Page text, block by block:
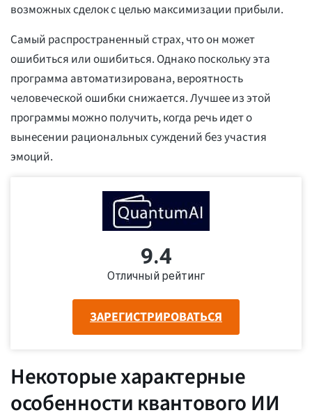
возможных сделок с целью максимизации прибыли.
Самый распространенный страх, что он может
ошибиться или ошибиться. Однако поскольку эта
программа автоматизирована, вероятность
человеческой ошибки снижается. Лучшее из этой
программы можно получить, когда речь идет о
вынесении рациональных суждений без участия
эмоций.
9.4
Отличный рейтинг
ЗАРЕГИСТРИРОВАТЬСЯ
Некоторые характерные
особенности квантового ИИ